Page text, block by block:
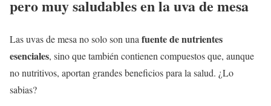
pero muy saludables en la uva de mesa
Las uvas de mesa no solo son unafuente de nutrientes
esenciales, sino que también contienen compuestos que, aunque
no nutritivos, aportan grandes beneficios para la salud. ¿Lo
sabias?